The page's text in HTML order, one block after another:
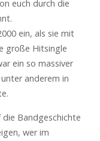
euch durch die
ein, als sie mit
große Hitsingle
ein so massiver
anderem in
Bandgeschichte
wer im